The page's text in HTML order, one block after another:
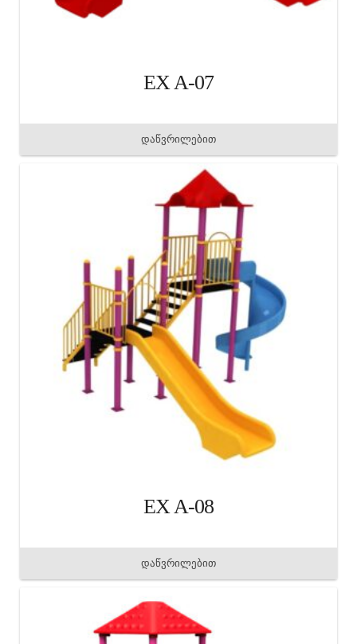
EX A-07
დაწვრილებით
EX A-08
დაწვრილებით